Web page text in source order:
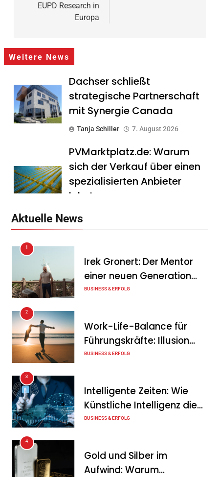
EUPD Research in
Europa
Weitere News
Dachser schließt
strategische Partnerschaft
mit Synergie Canada
Tanja Schiller 7. August 2026
PVMarktplatz.de: Warum
sich der Verkauf über einen
spezialisierten Anbieter
lohnt
Mitarbeitergespräch pro
Jahr nichts verändert – und
was stattdessen
Verbindlichkeit schafft
Tanja Schiller 7. August 2026
Wenn jede Minute zählt: Wie
Onboard-Kurier-Spezialist
Notfalllogistik neu denkt
Aktuelle News
1
Irek Gronert: Der Mentor
einer neuen Generation
von Unternehmern
BUSINESS & ERFOLG
2
Work-Life-Balance für
Führungskräfte: Illusion
oder echte Chance?
BUSINESS & ERFOLG
3
Intelligente Zeiten: Wie
Künstliche Intelligenz die
Geschäftswelt verändert
BUSINESS & ERFOLG
4
Gold und Silber im
Aufwind: Warum